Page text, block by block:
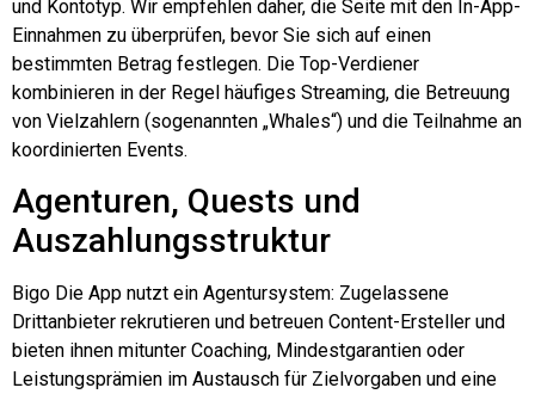
und Kontotyp. Wir empfehlen daher, die Seite mit den In-App-
Einnahmen zu überprüfen, bevor Sie sich auf einen
bestimmten Betrag festlegen. Die Top-Verdiener
kombinieren in der Regel häufiges Streaming, die Betreuung
von Vielzahlern (sogenannten „Whales“) und die Teilnahme an
koordinierten Events.
Agenturen, Quests und
Auszahlungsstruktur
Bigo Die App nutzt ein Agentursystem: Zugelassene
Drittanbieter rekrutieren und betreuen Content-Ersteller und
bieten ihnen mitunter Coaching, Mindestgarantien oder
Leistungsprämien im Austausch für Zielvorgaben und eine